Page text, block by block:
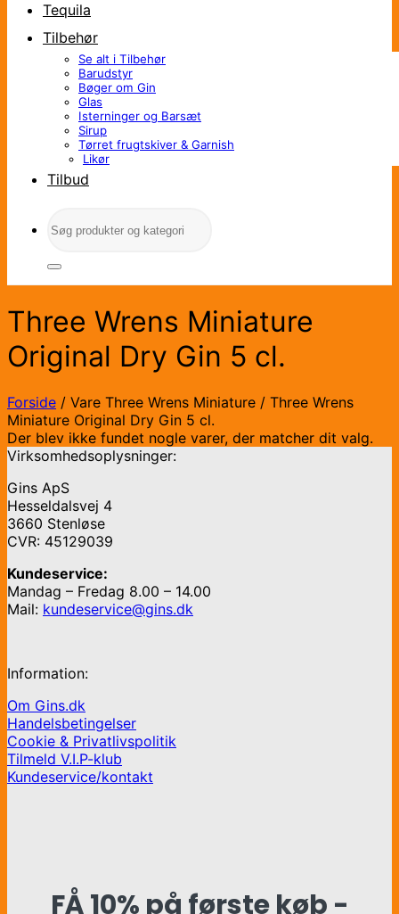
Tequila
Tilbehør
Se alt i Tilbehør
Barudstyr
Bøger om Gin
Glas
Isterninger og Barsæt
Sirup
Tørret frugtskiver & Garnish
Likør
Tilbud
efter:
Three Wrens Miniature
Original Dry Gin 5 cl.
Forside / Vare Three Wrens Miniature / Three Wrens
Miniature Original Dry Gin 5 cl.
Der blev ikke fundet nogle varer, der matcher dit valg.
Virksomhedsoplysninger:
Gins ApS
Hesseldalsvej 4
3660 Stenløse
CVR: 45129039
Kundeservice:
Mandag – Fredag 8.00 – 14.00
Mail: kundeservice@gins.dk
Information:
Om Gins.dk
Handelsbetingelser
Cookie & Privatlivspolitik
Tilmeld V.I.P-klub
Kundeservice/kontakt
FÅ 10% på første køb -